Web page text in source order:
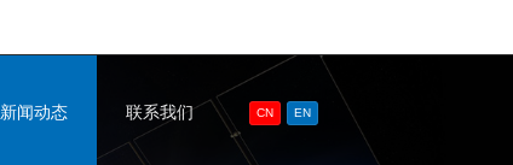
新闻动态 联系我们 CN EN